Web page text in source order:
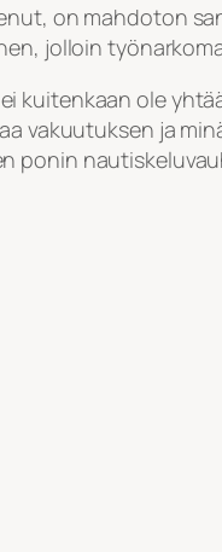
on mahdoton
jolloin
kuitenkaan ole
vakuutuksen ja
ponin